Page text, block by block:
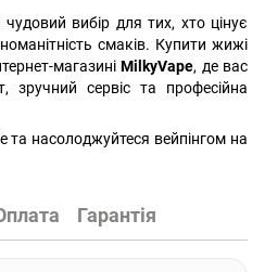
вибір для тих, хто цінує
смаків. Купити жижі
магазиніMilkyVape, де вас
зручний сервіс та професійна
насолоджуйтеся вейпінгом на
Гарантія